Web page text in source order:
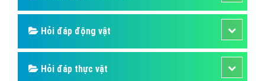
Hỏi đáp động vật
Hỏi đáp thực vật